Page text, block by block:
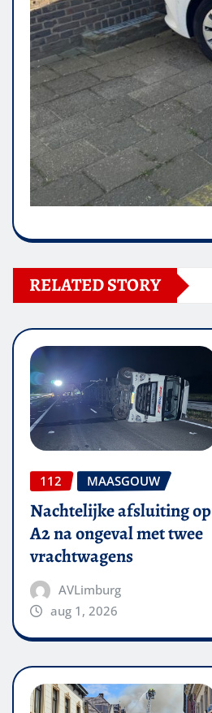
RELATED STORY
112 MAASGOUW
Nachtelijke afsluiting op
A2 na ongeval met twee
vrachtwagens
AVLimburg
aug 1, 2026